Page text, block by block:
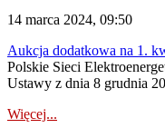
14 marca 2024, 09:50
Aukcja dodatkowa na 1.
Polskie Sieci
Ustawy z dnia 8 grudnia
Więcej...